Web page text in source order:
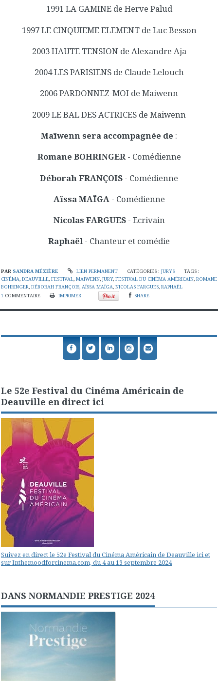
1991 LA GAMINE de Herve Palud
1997 LE CINQUIEME ELEMENT de Luc Besson
2003 HAUTE TENSION de Alexandre Aja
2004 LES PARISIENS de Claude Lelouch
2006 PARDONNEZ-MOI de Maiwenn
2009 LE BAL DES ACTRICES de Maiwenn
Maïwenn sera accompagnée de :
Romane BOHRINGER- Comédienne
Déborah FRANÇOIS - Comédienne
Aïssa MAÏGA- Comédienne
Nicolas FARGUES- Ecrivain
Raphaël - Chanteur et comédie
PAR SANDRA MÉZIÈRE LIEN PERMANENT CATÉGORIES :JURYS
TAGS :
CINÉMA DEAUVILLE FESTIVAL MAIWENN JURY, FESTIVAL DU CINÉMA AMÉRICAIN ROMANE
BOHRINGER DÉBORAH FRANÇOIS AÏSSA MAÏGA NICOLAS FARGUES RAPHAËL
1 COMMENTAIRE IMPRIMER SHARE
Le 52e Festival du Cinéma Américain de
Deauville en direct ici
Suivez en direct le 52e Festival du Cinéma Américain de Deauville ici et
sur Inthemoodforcinema.com, du 4 au 13 septembre 2024
DANS NORMANDIE PRESTIGE 2024